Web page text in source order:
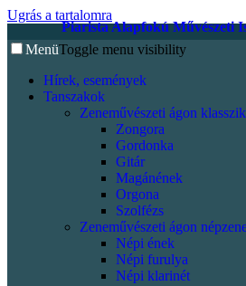
Ugrás a tartalomra
Piarista Alapfokú Művészeti
MenüToggle menu visibility
Hírek, események
Tanszakok
Zeneművészeti ágon
Zongora
Gordonka
Gitár
Magánének
Orgona
Szolfézs
Zeneművészeti ágon
Népi ének
Népi furulya
Népi klarinét